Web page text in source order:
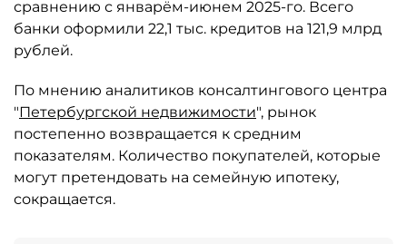
сравнению с январём-июнем 2025-го. Всего
банки оформили 22,1 тыс. кредитов на 121,9 млрд
рублей.
По мнению аналитиков консалтингового центра
"Петербургской недвижимости", рынок
постепенно возвращается к средним
показателям. Количество покупателей, которые
могут претендовать на семейную ипотеку,
сокращается.